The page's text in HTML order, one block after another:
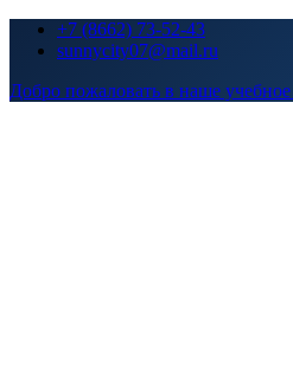
Перейти+7 (8662) 73-52-43
sunnycity07@mail.ru
Добро пожаловать в наше учебное